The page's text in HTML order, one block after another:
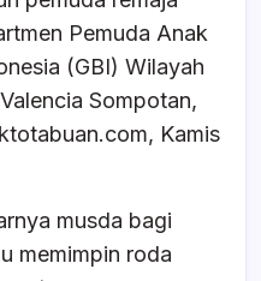
Pemuda Anak
(GBI) Wilayah
Sompotan,
Kamis
musda bagi
memimpin roda